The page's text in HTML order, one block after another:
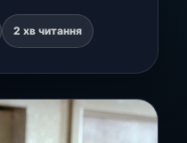
який зняв
2 хв читання